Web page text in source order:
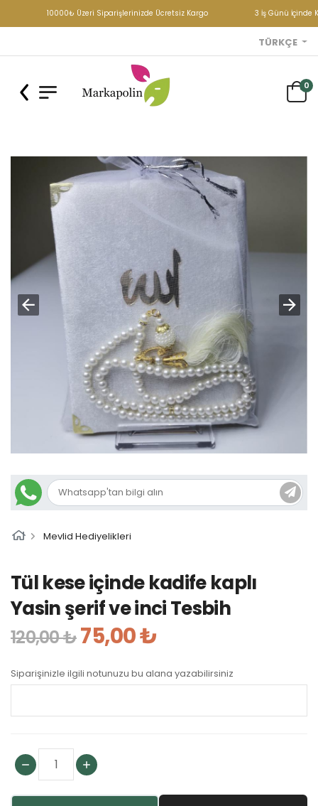
10000₺ Üzeri Siparişlerinizde Ücretsiz Kargo 3 İş Günü İçinde
TÜRKÇE
0
Mevlid Hediyelikleri
Tül kese içinde kadife kaplı
Yasin şerif ve inci Tesbih
120,00 ₺75,00 ₺
Siparişinizle ilgili notunuzu bu alana yazabilirsiniz